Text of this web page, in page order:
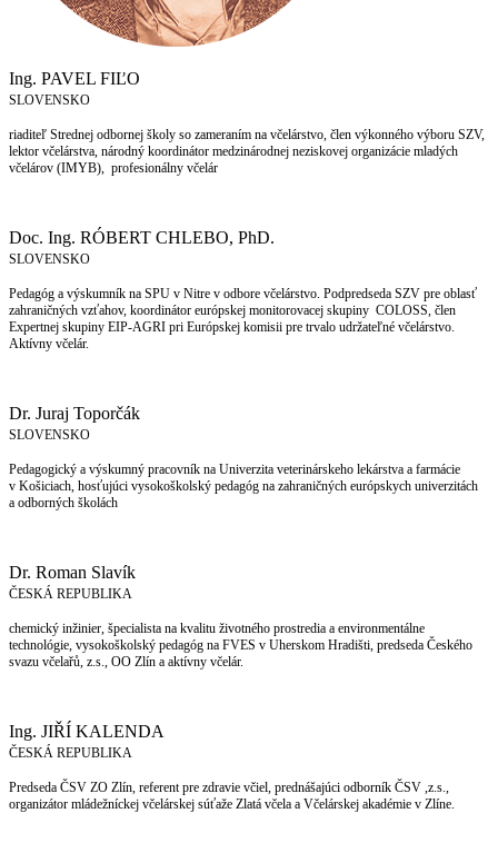
Ing. PAVEL FIĽO
SLOVENSKO
riaditeľ Strednej odbornej školy so zameraním na včelárstvo, člen výkonného výboru SZV,
lektor včelárstva, národný koordinátor medzinárodnej neziskovej organizácie mladých
včelárov (IMYB), profesionálny včelár
Doc. Ing. RÓBERT CHLEBO, PhD.
SLOVENSKO
Pedagóg a výskumník na SPU v Nitre v odbore včelárstvo. Podpredseda SZV pre oblasť
zahraničných vzťahov, koordinátor európskej monitorovacej skupiny COLOSS, člen
Expertnej skupiny EIP-AGRI pri Európskej komisii pre trvalo udržateľné včelárstvo.
Aktívny včelár.
Dr. Juraj Toporčák
SLOVENSKO
Pedagogický a výskumný pracovník na Univerzita veterinárskeho lekárstva a farmácie
v Košiciach, hosťujúci vysokoškolský pedagóg na zahraničných európskych univerzitách
a odborných školách
Dr. Roman Slavík
ČESKÁ REPUBLIKA
chemický inžinier, špecialista na kvalitu životného prostredia a environmentálne
technológie, vysokoškolský pedagóg na FVES v Uherskom Hradišti, predseda Českého
svazu včelařů, z.s., OO Zlín a aktívny včelár.
Ing. JIŘÍ KALENDA
ČESKÁ REPUBLIKA
Predseda ČSV ZO Zlín, referent pre zdravie včiel, prednášajúci odborník ČSV ,z.s.,
organizátor mládežníckej včelárskej súťaže Zlatá včela a Včelárskej akadémie v Zlíne.